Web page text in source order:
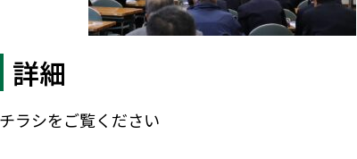
詳細
チラシをご覧ください